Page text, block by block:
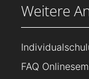
Weitere
FAQ